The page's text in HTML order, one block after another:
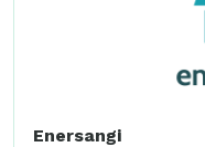
Enersangi